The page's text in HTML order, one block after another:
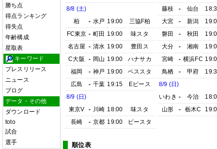
勝ち点
得点ランキング
得失点
年齢構成
星取表
キーワード
プレスリリース
ニュース
ブログ
データ・その他
ダウンロード
toto
試合
選手
8/8 (土)
柏
- 水戸 19:00
三協F柏
FC東京 - 町田 19:00
味スタ
名古屋 - 清水 19:00
豊田ス
C大阪
- 岡山 19:00
ハナサカ
福岡
- 神戸 19:00
ベススタ
広島
- 千葉 19:15
Eピース
8/9 (日)
東京V
- 川崎 18:00
味スタ
長崎
- 京都 19:00 ピースタ
藤枝
- 仙台
大宮
- 新潟
磐田
- 秋田
大分
- 湘南
宮崎
- 横浜FC
鳥栖
- 甲府
8/9 (日)
いわき - 今治
山形
- 栃木C
順位表